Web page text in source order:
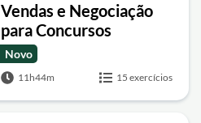
Vendas e Negociação
para Concursos
Novo
11h44m 15 exercícios